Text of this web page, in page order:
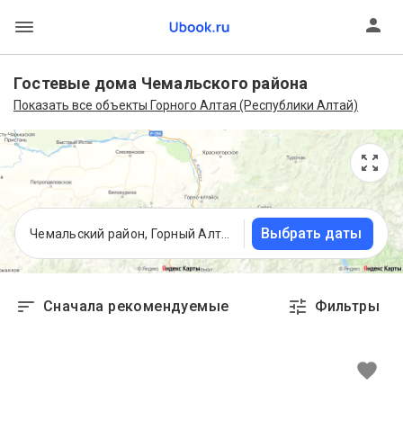
Гостевые дома Чемальского района
Показать все объекты Горного Алтая (Республики Алтай)
Выбрать даты
Сначала рекомендуемые Фильтры